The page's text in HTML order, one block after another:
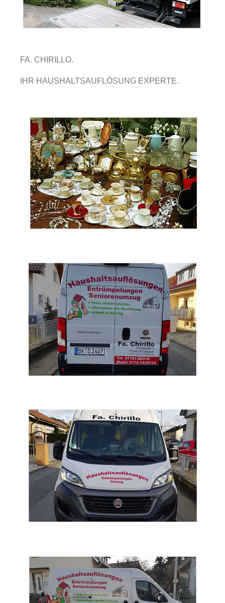
FA. CHIRILLO.
IHR HAUSHALTSAUFLÖSUNG EXPERTE.